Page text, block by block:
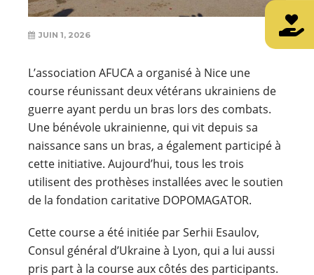
JUIN 1, 2026
L’association AFUCA a organisé à Nice une
course réunissant deux vétérans ukrainiens de
guerre ayant perdu un bras lors des combats.
Une bénévole ukrainienne, qui vit depuis sa
naissance sans un bras, a également participé à
cette initiative. Aujourd’hui, tous les trois
utilisent des prothèses installées avec le soutien
de la fondation caritative DOPOMAGATOR.
Cette course a été initiée par Serhii Esaulov,
Consul général d’Ukraine à Lyon, qui a lui aussi
pris part à la course aux côtés des participants.